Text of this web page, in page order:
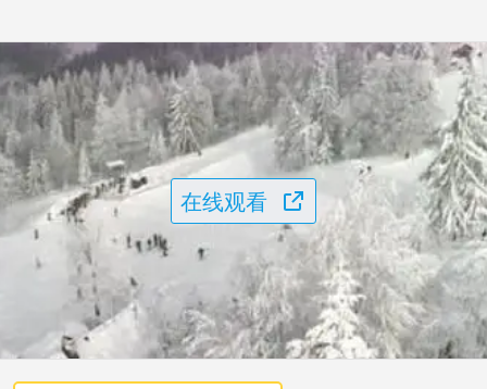
在线观看